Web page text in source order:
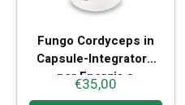
Fungo Cordyceps in
Capsule-Integratore
per Energia e
Immunità
€35,00